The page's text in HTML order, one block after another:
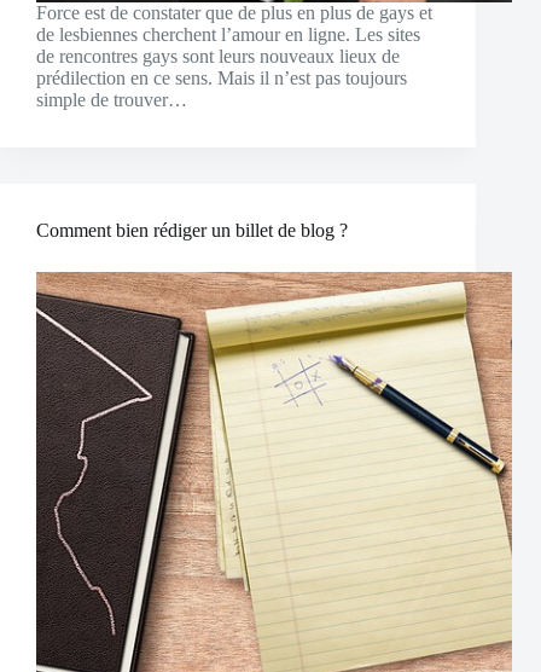
Force est de constater que de plus en plus de gays et
de lesbiennes cherchent l’amour en ligne. Les sites
de rencontres gays sont leurs nouveaux lieux de
prédilection en ce sens. Mais il n’est pas toujours
simple de trouver…
Comment bien rédiger un billet de blog ?